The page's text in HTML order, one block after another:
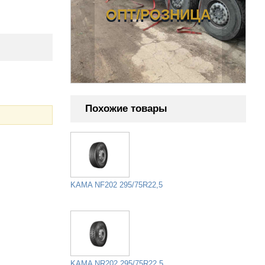
ОПТ/РОЗНИЦА
Похожие товары
KAMA NF202 295/75R22,5